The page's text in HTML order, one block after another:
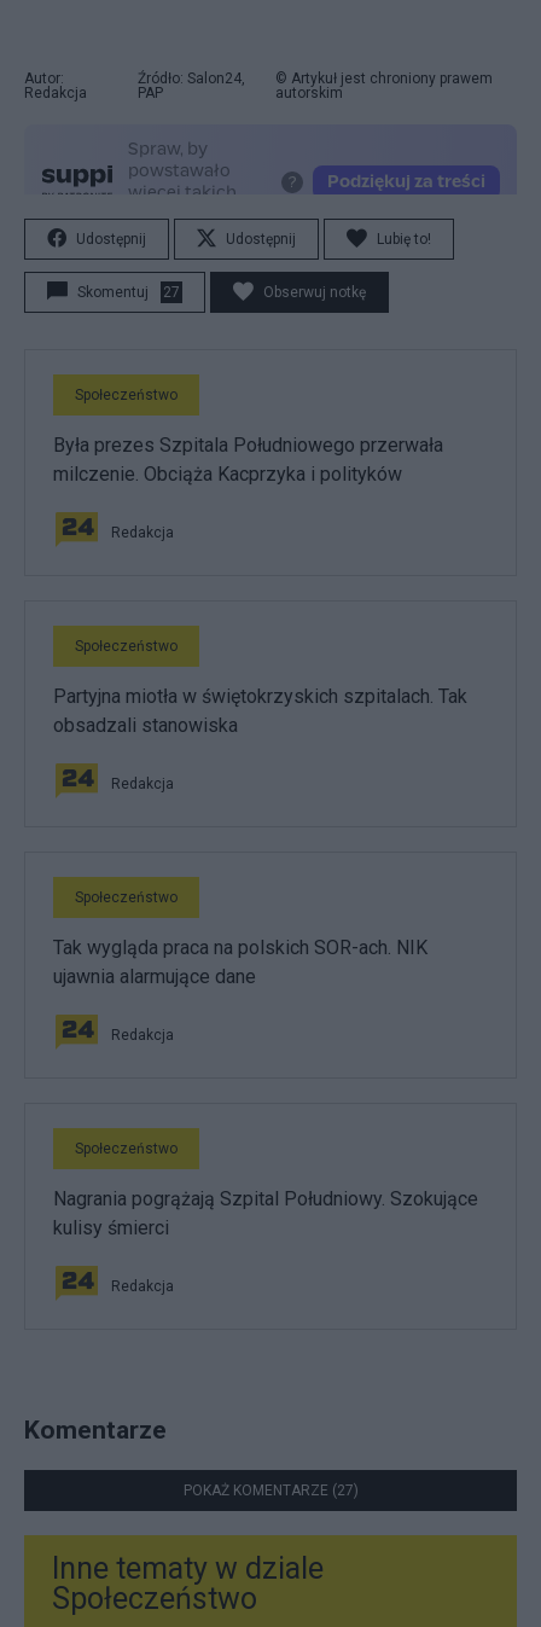
Autor:
Redakcja
Źródło: Salon24,
PAP
© Artykuł jest chroniony prawem
autorskim
Udostępnij Udostępnij Lubię to!
Skomentuj 27 Obserwuj notkę
Społeczeństwo
Była prezes Szpitala Południowego przerwała
milczenie. Obciąża Kacprzyka i polityków
Redakcja
Społeczeństwo
Partyjna miotła w świętokrzyskich szpitalach. Tak
obsadzali stanowiska
Redakcja
Społeczeństwo
Tak wygląda praca na polskich SOR-ach. NIK
ujawnia alarmujące dane
Redakcja
Społeczeństwo
Nagrania pogrążają Szpital Południowy. Szokujące
kulisy śmierci
Redakcja
Komentarze
POKAŻ KOMENTARZE (27)
Inne tematy w dziale
Społeczeństwo